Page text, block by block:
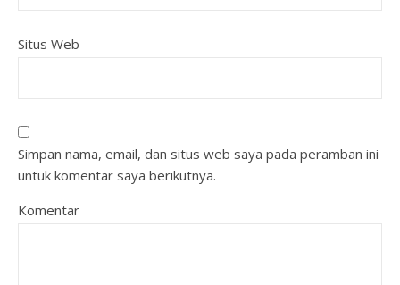
Situs Web
Simpan nama, email, dan situs web saya pada peramban ini
untuk komentar saya berikutnya.
Komentar